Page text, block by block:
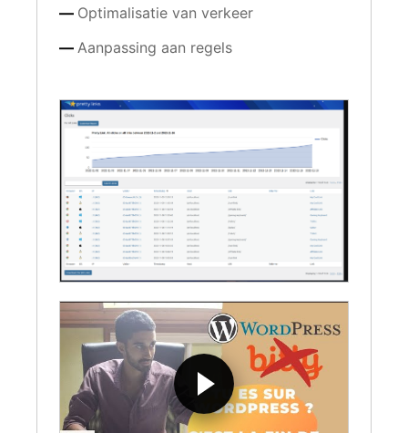
Optimalisatie van verkeer
Aanpassing aan regels